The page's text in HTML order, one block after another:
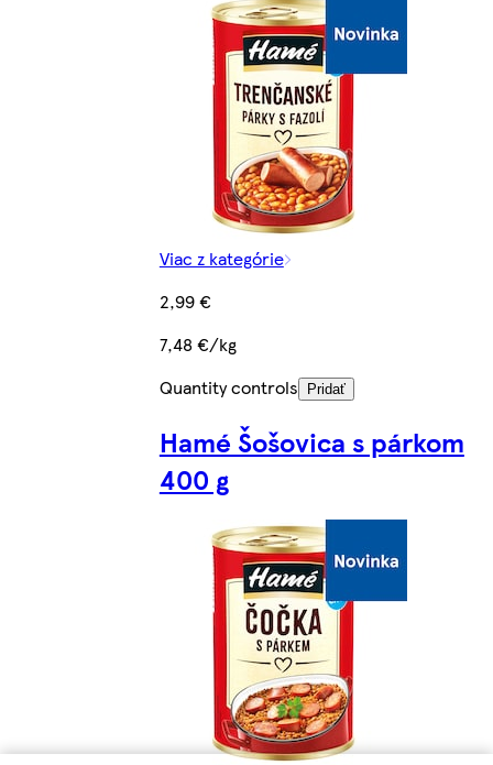
Viac z kategórie
2,99 €
7,48 €/kg
Quantity controls
Pridať
Hamé Šošovica s párkom
400 g